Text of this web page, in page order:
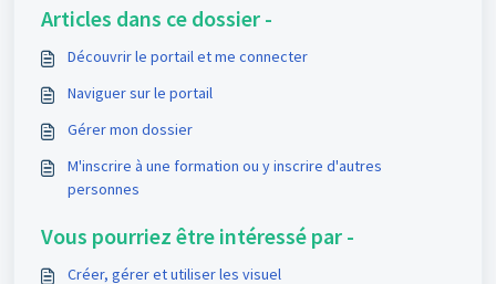
Articles dans ce dossier -
Découvrir le portail et me connecter
Naviguer sur le portail
Gérer mon dossier
M'inscrire à une formation ou y inscrire d'autres
personnes
Vous pourriez être intéressé par -
Créer, gérer et utiliser les visuel